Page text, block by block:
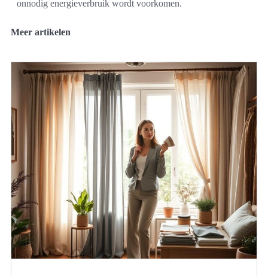
onnodig energieverbruik wordt voorkomen.
Meer artikelen